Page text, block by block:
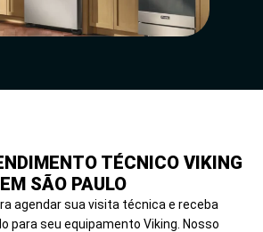
TÉCNICO VIKING
EM SÃO PAULO
agendar sua visita técnica e receba
para seu equipamento Viking. Nosso